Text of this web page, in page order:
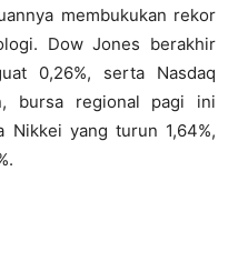
membukukan rekor
Dow Jones berakhir
0,26%, serta Nasdaq
bursa regional pagi ini
Nikkei yang turun 1,64%,